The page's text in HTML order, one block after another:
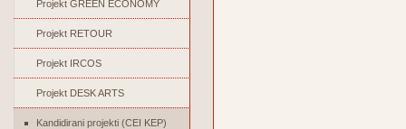
Projekt GREEN ECONOMY
Projekt RETOUR
Projekt IRCOS
Projekt DESK ARTS
Kandidirani projekti (CEI KEP)